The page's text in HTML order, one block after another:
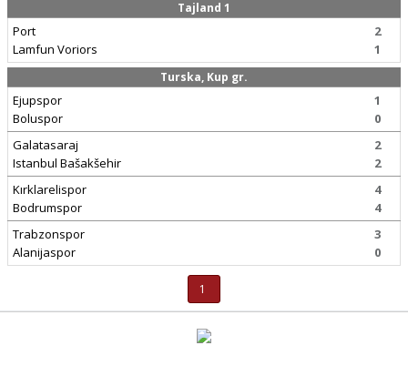
Tajland 1
Port
Lamfun Voriors
2
1
Turska, Kup gr.
Ejupspor
Boluspor
1
0
Galatasaraj
Istanbul Bašakšehir
2
2
Kırklarelispor
Bodrumspor
4
4
Trabzonspor
Alanijaspor
3
0
1